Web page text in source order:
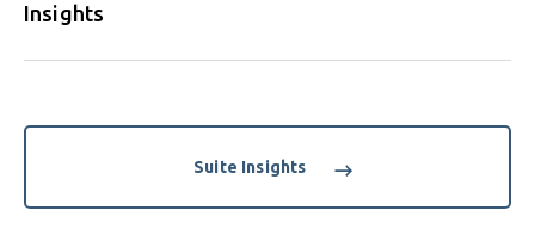
Insights
Suite Insights